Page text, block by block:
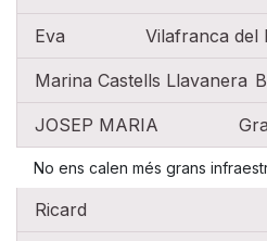
Eva Vilafranca del
Marina Castells Llavanera
JOSEP MARIA
No ens calen més grans
Ricard